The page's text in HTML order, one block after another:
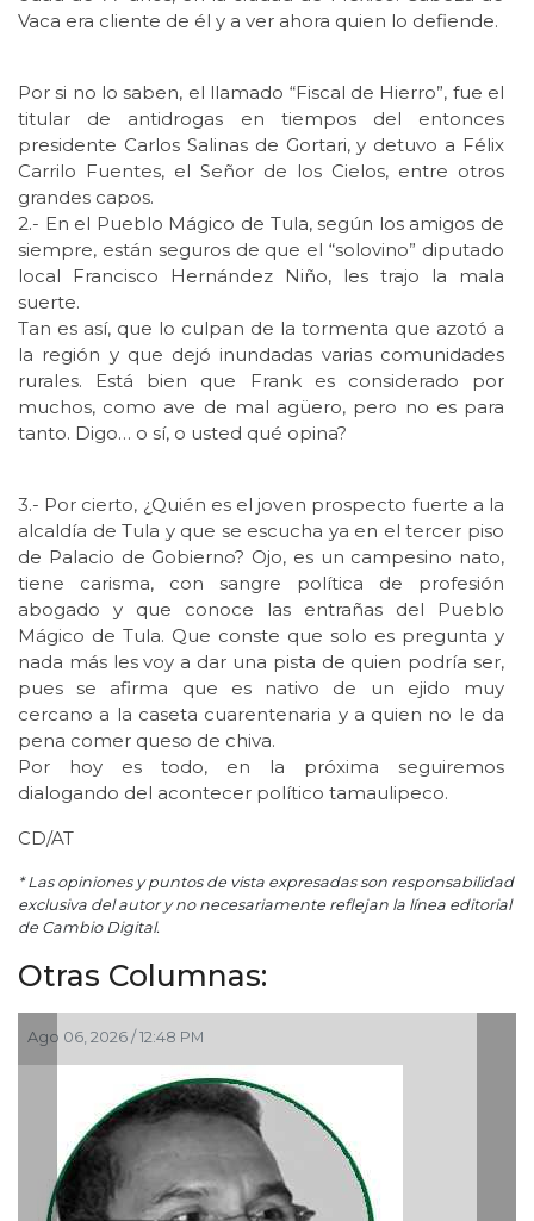
Vaca era cliente de él y a ver ahora quien lo defiende.
Por si no lo saben, el llamado “Fiscal de Hierro”, fue el
titular de antidrogas en tiempos del entonces
presidente Carlos Salinas de Gortari, y detuvo a Félix
Carrilo Fuentes, el Señor de los Cielos, entre otros
grandes capos.
2.- En el Pueblo Mágico de Tula, según los amigos de
siempre, están seguros de que el “solovino” diputado
local Francisco Hernández Niño, les trajo la mala
suerte.
Tan es así, que lo culpan de la tormenta que azotó a
la región y que dejó inundadas varias comunidades
rurales. Está bien que Frank es considerado por
muchos, como ave de mal agüero, pero no es para
tanto. Digo… o sí, o usted qué opina?
3.- Por cierto, ¿Quién es el joven prospecto fuerte a la
alcaldía de Tula y que se escucha ya en el tercer piso
de Palacio de Gobierno? Ojo, es un campesino nato,
tiene carisma, con sangre política de profesión
abogado y que conoce las entrañas del Pueblo
Mágico de Tula. Que conste que solo es pregunta y
nada más les voy a dar una pista de quien podría ser,
pues se afirma que es nativo de un ejido muy
cercano a la caseta cuarentenaria y a quien no le da
pena comer queso de chiva.
Por hoy es todo, en la próxima seguiremos
dialogando del acontecer político tamaulipeco.
CD/AT
* Las opiniones y puntos de vista expresadas son responsabilidad
exclusiva del autor y no necesariamente reflejan la línea editorial
de Cambio Digital.
Otras Columnas:
/ 12:48 PM